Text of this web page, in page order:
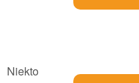
Niekto